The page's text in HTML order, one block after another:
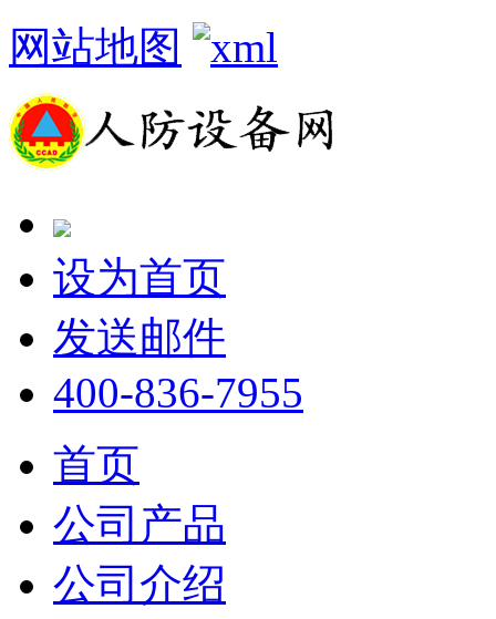
网站地图
设为首页
发送邮件
400-836-7955
首页
公司产品
公司介绍